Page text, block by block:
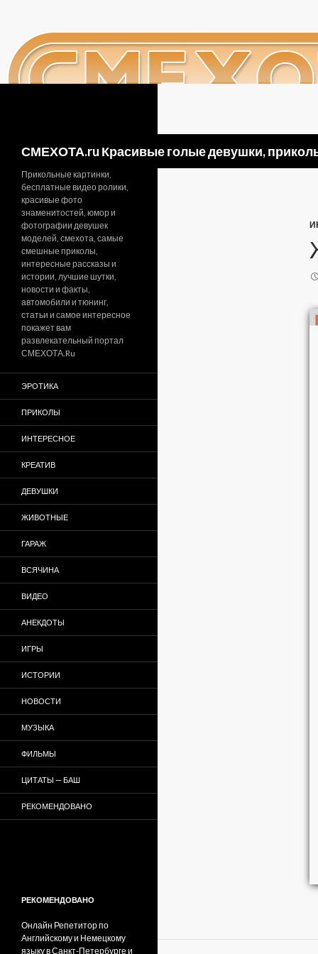
СМЕХОТА.ru Красивые голые девушки,
Прикольные картинки,
бесплатные видео ролики,
красивые фото
знаменитостей, юмор и
фотографии девушек
моделей, смехота, самые
смешные приколы,
интересные рассказы и
истории, лучшие шутки,
новости и факты,
автомобили и тюнинг,
статьи и самое интересное
покажет вам
развлекательный портал
СМЕХОТА.Ru
ЭРОТИКА
ПРИКОЛЫ
ИНТЕРЕСНОЕ
КРЕАТИВ
ДЕВУШКИ
ЖИВОТНЫЕ
ГАРАЖ
ВСЯЧИНА
ВИДЕО
АНЕКДОТЫ
ИГРЫ
ИСТОРИИ
НОВОСТИ
МУЗЫКА
ФИЛЬМЫ
ЦИТАТЫ — БАШ
РЕКОМЕНДОВАНО
РЕКОМЕНДОВАНО
Онлайн Репетитор по
Английскому и Немецкому
языку в Санкт-Петербурге и